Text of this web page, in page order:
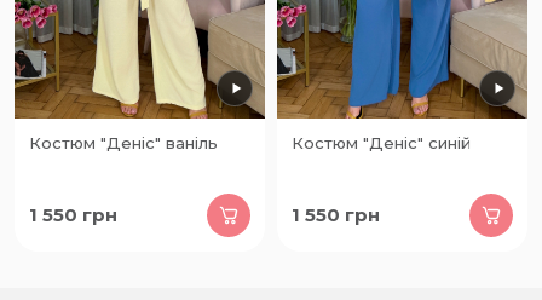
Костюм "Деніс" ваніль
1 550 грн
Костюм "Деніс" синій
1 550 грн